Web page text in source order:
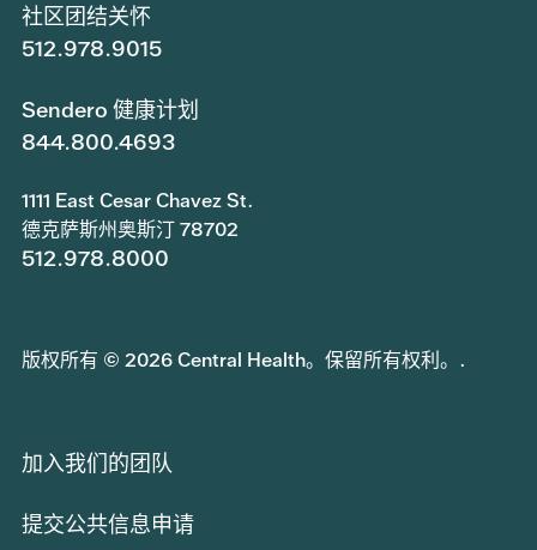
社区团结关怀
512.978.9015
Sendero 健康计划
844.800.4693
1111 East Cesar Chavez St.
德克萨斯州奥斯汀 78702
512.978.8000
版权所有 © 2026 Central Health。保留所有权利。.
加入我们的团队
提交公共信息申请